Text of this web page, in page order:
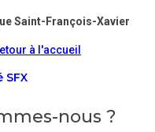
Saint-François-Xavier
SFX
nous ?